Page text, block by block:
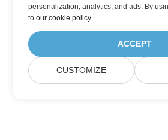
personalization, analytics, and ads. By
toour cookie policy.
ACCEPT
CUSTOMIZE